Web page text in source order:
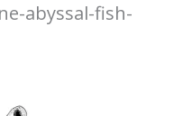
abyssal-fish-